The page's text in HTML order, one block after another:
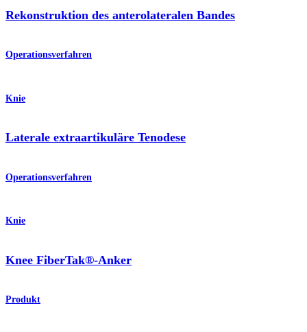
Rekonstruktion des anterolateralen Bandes
Operationsverfahren
Knie
Laterale extraartikuläre Tenodese
Operationsverfahren
Knie
Knee FiberTak®-Anker
Produkt